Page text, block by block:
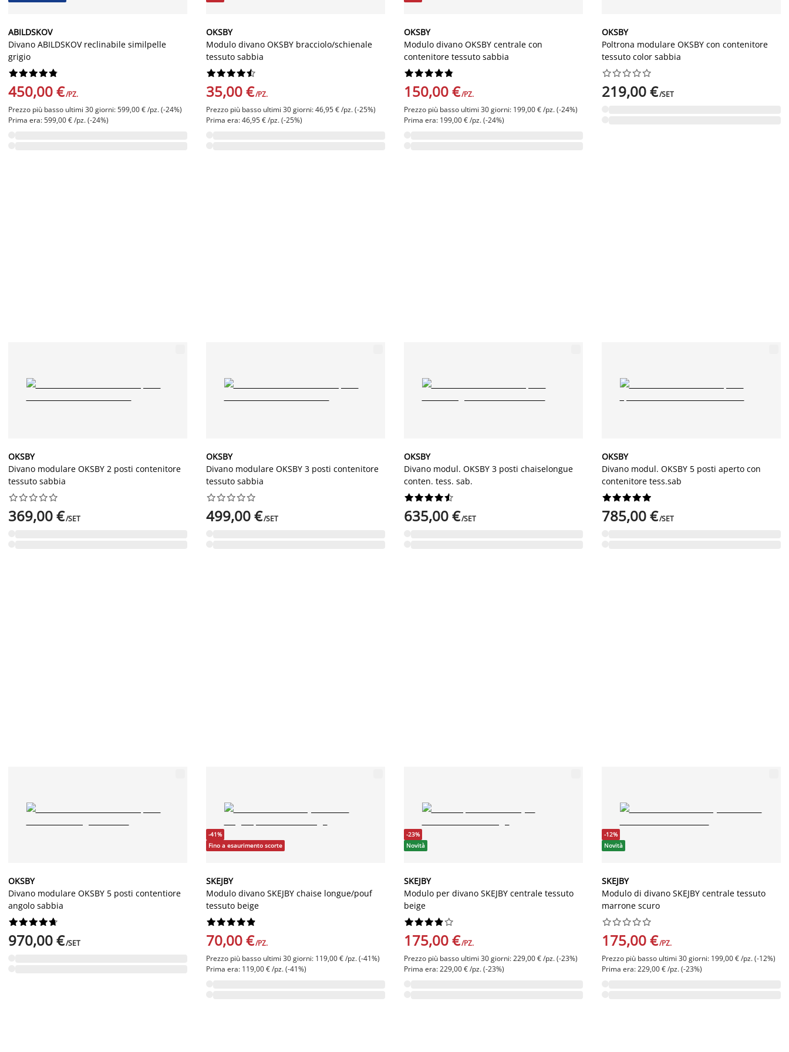
ABILDSKOV
Divano ABILDSKOV reclinabile similpelle
grigio






450,00 €/PZ.
Prezzo più basso ultimi 30 giorni: 599,00 € /pz. (-24%)
Prima era: 599,00 € /pz. (-24%)
OKSBY
Modulo divano OKSBY bracciolo/schienale
tessuto sabbia






35,00 €/PZ.
Prezzo più basso ultimi 30 giorni: 46,95 € /pz. (-25%)
Prima era: 46,95 € /pz. (-25%)
OKSBY
Modulo divano OKSBY centrale con
contenitore tessuto sabbia






150,00 €/PZ.
Prezzo più basso ultimi 30 giorni: 199,00 € /pz. (-24%)
Prima era: 199,00 € /pz. (-24%)
OKSBY
Poltrona modulare OKSBY con contenitore
tessuto color sabbia






219,00 €/SET
OKSBY
Divano modulare OKSBY 2 posti contenitore
tessuto sabbia






369,00 €/SET
OKSBY
Divano modulare OKSBY 3 posti contenitore
tessuto sabbia






499,00 €/SET
OKSBY
Divano modul. OKSBY 3 posti chaiselongue
conten. tess. sab.






635,00 €/SET
OKSBY
Divano modul. OKSBY 5 posti aperto con
contenitore tess.sab






785,00 €/SET
OKSBY
Divano modulare OKSBY 5 posti contentiore
angolo sabbia






970,00 €/SET
-41%
Fino a esaurimento scorte
SKEJBY
Modulo divano SKEJBY chaise longue/pouf
tessuto beige






70,00 €/PZ.
Prezzo più basso ultimi 30 giorni: 119,00 € /pz. (-41%)
Prima era: 119,00 € /pz. (-41%)
-23%
Novità
SKEJBY
Modulo per divano SKEJBY centrale tessuto
beige






175,00 €/PZ.
Prezzo più basso ultimi 30 giorni: 229,00 € /pz. (-23%)
Prima era: 229,00 € /pz. (-23%)
-12%
Novità
SKEJBY
Modulo di divano SKEJBY centrale tessuto
marrone scuro






175,00 €/PZ.
Prezzo più basso ultimi 30 giorni: 199,00 € /pz. (-12%)
Prima era: 229,00 € /pz. (-23%)